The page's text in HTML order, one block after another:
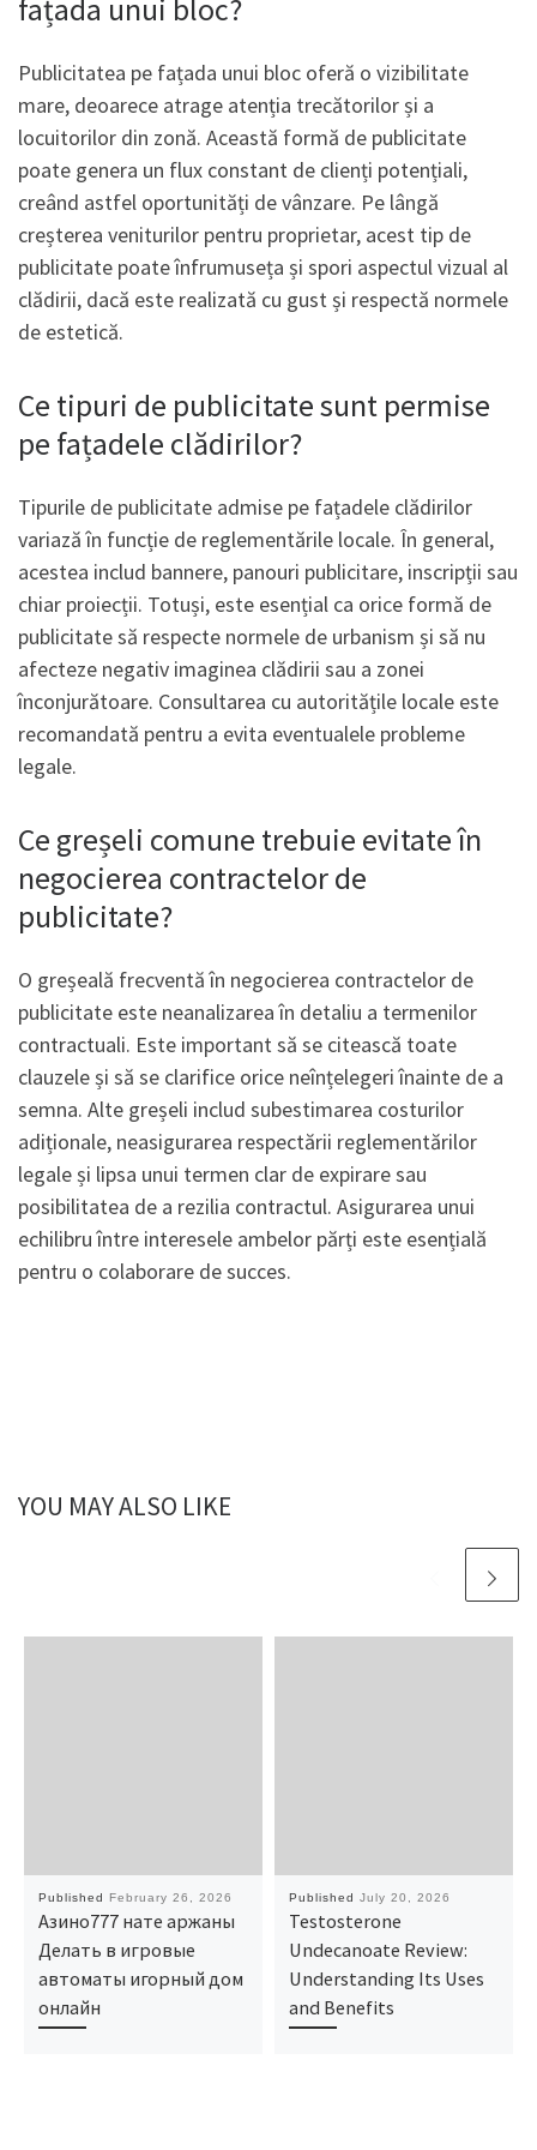
fațada unui bloc?
Publicitatea pe fațada unui bloc oferă o vizibilitate
mare, deoarece atrage atenția trecătorilor și a
locuitorilor din zonă. Această formă de publicitate
poate genera un flux constant de clienți potențiali,
creând astfel oportunități de vânzare. Pe lângă
creșterea veniturilor pentru proprietar, acest tip de
publicitate poate înfrumuseța și spori aspectul vizual al
clădirii, dacă este realizată cu gust și respectă normele
de estetică.
Ce tipuri de publicitate sunt permise
pe fațadele clădirilor?
Tipurile de publicitate admise pe fațadele clădirilor
variază în funcție de reglementările locale. În general,
acestea includ bannere, panouri publicitare, inscripții sau
chiar proiecții. Totuși, este esențial ca orice formă de
publicitate să respecte normele de urbanism și să nu
afecteze negativ imaginea clădirii sau a zonei
înconjurătoare. Consultarea cu autoritățile locale este
recomandată pentru a evita eventualele probleme
legale.
Ce greșeli comune trebuie evitate în
negocierea contractelor de
publicitate?
O greșeală frecventă în negocierea contractelor de
publicitate este neanalizarea în detaliu a termenilor
contractuali. Este important să se citească toate
clauzele și să se clarifice orice neînțelegeri înainte de a
semna. Alte greșeli includ subestimarea costurilor
adiționale, neasigurarea respectării reglementărilor
legale și lipsa unui termen clar de expirare sau
posibilitatea de a rezilia contractul. Asigurarea unui
echilibru între interesele ambelor părți este esențială
pentru o colaborare de succes.
YOU MAY ALSO LIKE
Published February 26, 2026
Азино777 нате аржаны
Делать в игровые
автоматы игорный дом
онлайн
Published July 20, 2026
Testosterone
Undecanoate Review:
Understanding Its Uses
and Benefits